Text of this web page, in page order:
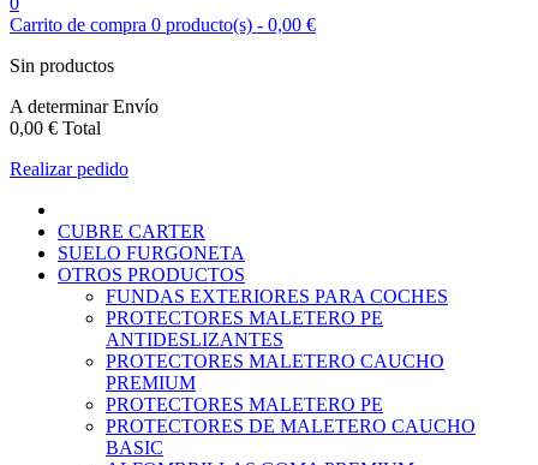
Carrito de compra 0 producto(s) - 0,00 €
Sin productos
A determinarEnvío
0,00 € Total
Realizar pedido
CUBRE CARTER
SUELO FURGONETA
OTROS PRODUCTOS
FUNDAS EXTERIORES PARA COCHES
PROTECTORES MALETERO PE
ANTIDESLIZANTES
PROTECTORES MALETERO CAUCHO
PREMIUM
PROTECTORES MALETERO PE
PROTECTORES DE MALETERO CAUCHO
BASIC